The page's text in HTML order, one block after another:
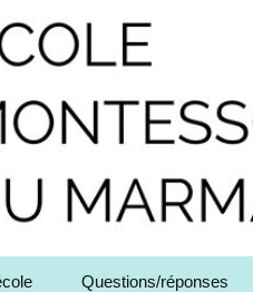
Questions/réponses